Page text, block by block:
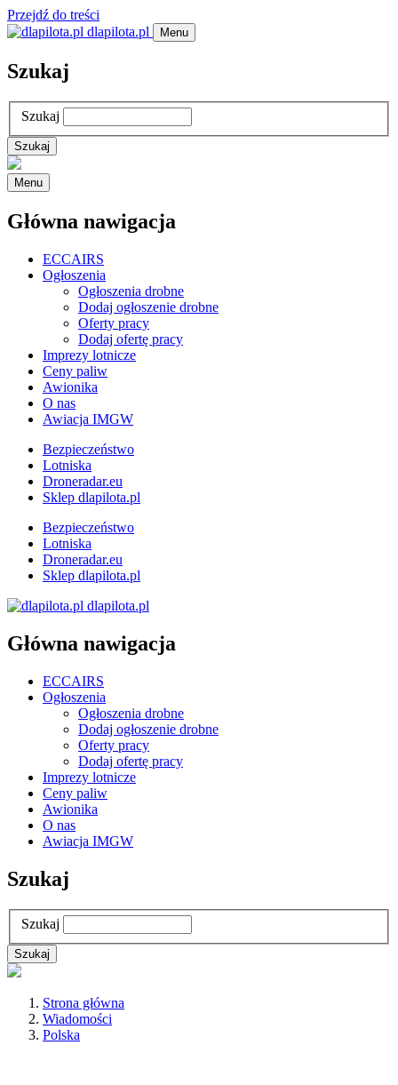
Przejdź do treści
dlapilota.pl
Menu
Szukaj
Szukaj
Menu
Główna nawigacja
ECCAIRS
Ogłoszenia
Ogłoszenia drobne
Dodaj ogłoszenie drobne
Oferty pracy
Dodaj ofertę pracy
Imprezy lotnicze
Ceny paliw
Awionika
O nas
Awiacja IMGW
Bezpieczeństwo
Lotniska
Droneradar.eu
Sklep dlapilota.pl
Bezpieczeństwo
Lotniska
Droneradar.eu
Sklep dlapilota.pl
dlapilota.pl
Główna nawigacja
ECCAIRS
Ogłoszenia
Ogłoszenia drobne
Dodaj ogłoszenie drobne
Oferty pracy
Dodaj ofertę pracy
Imprezy lotnicze
Ceny paliw
Awionika
O nas
Awiacja IMGW
Szukaj
Szukaj
Strona główna
Wiadomości
Polska